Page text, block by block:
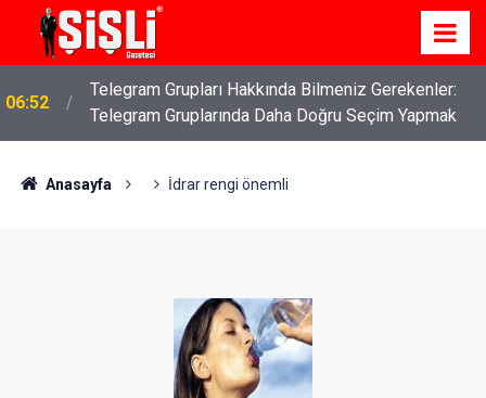
06:52
Telegram Grupları Hakkında Bilmeniz Gerekenler:
Telegram Gruplarında Daha Doğru Seçim Yapmak
04:43
İş Davaları: Haklarınızı Bilmek ve Koruma Altına
Almak
Anasayfa İdrar rengi önemli